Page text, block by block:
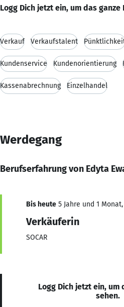
Logg Dich jetzt ein, um das
Verkauf Verkaufstalent
Kundenservice Kundenorientierung
Kassenabrechnung Einzelhandel
Werdegang
Berufserfahrung von Edyta
Bis heute 5 Jahre und 1
Verkäuferin
SOCAR
Logg Dich jetzt ein, um
sehen.